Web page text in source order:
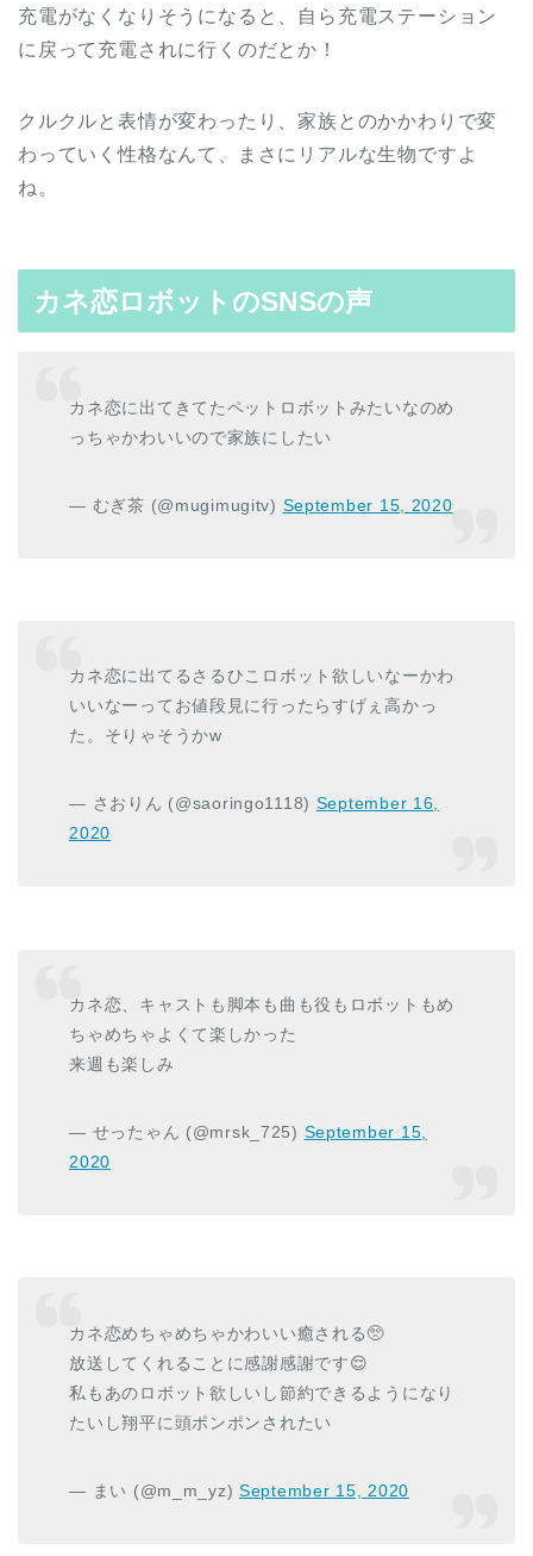
充電がなくなりそうになると、自ら充電ステーション
に戻って充電されに行くのだとか！
クルクルと表情が変わったり、家族とのかかわりで変
わっていく性格なんて、まさにリアルな生物ですよ
ね。
カネ恋ロボットのSNSの声
カネ恋に出てきてたペットロボットみたいなのめ
っちゃかわいいので家族にしたい
— むぎ茶 (@mugimugitv) September 15, 2020
カネ恋に出てるさるひこロボット欲しいなーかわ
いいなーってお値段見に行ったらすげぇ高かっ
た。そりゃそうかw
— さおりん (@saoringo1118) September 16,
2020
カネ恋、キャストも脚本も曲も役もロボットもめ
ちゃめちゃよくて楽しかった
来週も楽しみ
— せったゃん (@mrsk_725) September 15,
2020
カネ恋めちゃめちゃかわいい癒される🥺
放送してくれることに感謝感謝です😌
私もあのロボット欲しいし節約できるようになり
たいし翔平に頭ポンポンされたい
— まい (@m_m_yz) September 15, 2020